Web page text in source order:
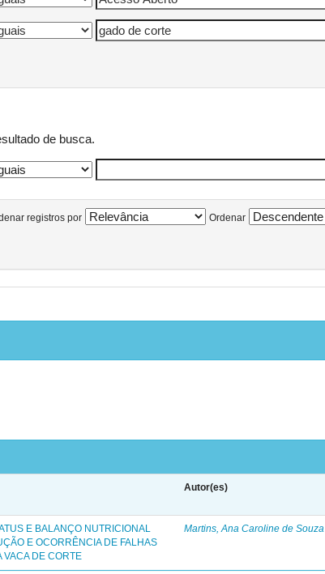
de busca.
registros por Ordenar
Autor(es)
E BALANÇO NUTRICIONAL
E OCORRÊNCIA DE FALHAS
VACA DE CORTE
Martins, Ana Caroline de Souza